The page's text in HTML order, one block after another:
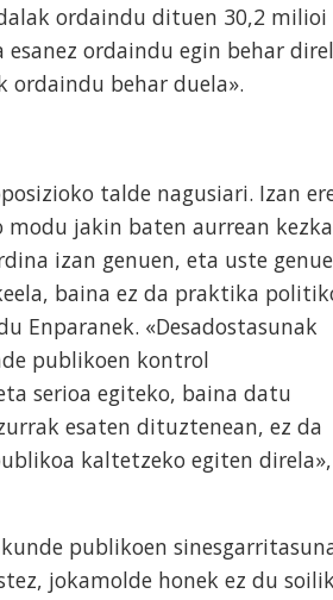
ordaindu dituen 30,2 milioi
ordaindu egin behar
behar duela».
talde nagusiari. Izan
jakin baten aurrean kezka
izan genuen, eta uste
baina ez da praktika
Enparanek. «Desadostasunak
publikoen kontrol
serioa egiteko, baina datu
esaten dituztenean, ez da
kaltetzeko egiten direla»,
publikoen
jokamolde honek ez du soilik